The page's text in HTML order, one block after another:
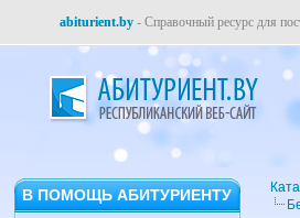
abiturient.by - Справочный ресурс для
В ПОМОЩЬ АБИТУРИЕНТУ